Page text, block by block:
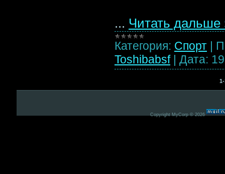
... Читать дальше
Категория: Спорт |
Toshibabsf | Дата:
Copyright MyCorp © 2026